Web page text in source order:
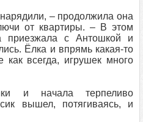
– продолжила она
от квартиры. – В этом
приезжала с Антошкой и
Ёлка и впрямь какая-то
как всегда, игрушек много
и начала терпеливо
вышел, потягиваясь, и